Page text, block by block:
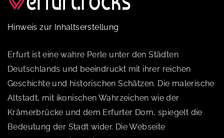
Hinweis zur Inhaltserstellung
Erfurt ist eine wahre Perle unter den Städten
Deutschlands und beeindruckt mit ihrer reichen
Geschichte und historischen Schätzen. Die malerische
Altstadt, mit ikonischen Wahrzeichen wie der
Krämerbrücke und dem Erfurter Dom, spiegelt die
Bedeutung der Stadt wider. Die Webseite